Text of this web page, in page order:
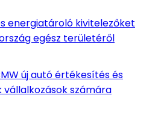
energiatároló kivitelezőket
egész területéről
új autó értékesítés és
számára